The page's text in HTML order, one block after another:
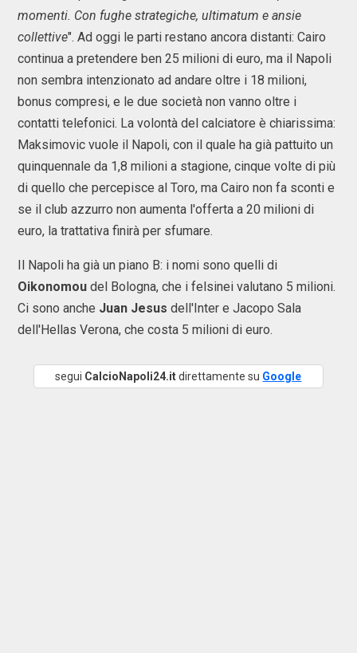
momenti. Con fughe strategiche, ultimatum e ansie
collettive". Ad oggi le parti restano ancora distanti: Cairo
continua a pretendere ben 25 milioni di euro, ma il Napoli
non sembra intenzionato ad andare oltre i 18 milioni,
bonus compresi, e le due società non vanno oltre i
contatti telefonici. La volontà del calciatore è chiarissima:
Maksimovic vuole il Napoli, con il quale ha già pattuito un
quinquennale da 1,8 milioni a stagione, cinque volte di più
di quello che percepisce al Toro, ma Cairo non fa sconti e
se il club azzurro non aumenta l'offerta a 20 milioni di
euro, la trattativa finirà per sfumare.
Il Napoli ha già un piano B: i nomi sono quelli di
Oikonomou del Bologna, che i felsinei valutano 5 milioni.
Ci sono anche Juan Jesus dell'Inter e Jacopo Sala
dell'Hellas Verona, che costa 5 milioni di euro.
segui CalcioNapoli24.itdirettamente su Google